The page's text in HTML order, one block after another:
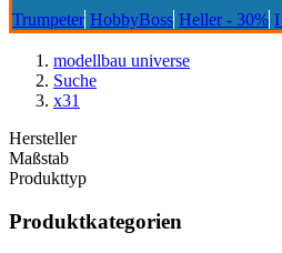
Trumpeter HobbyBoss Heller - 30%
modellbau universe
Suche
x31
Hersteller
Maßstab
Produkttyp
Produktkategorien